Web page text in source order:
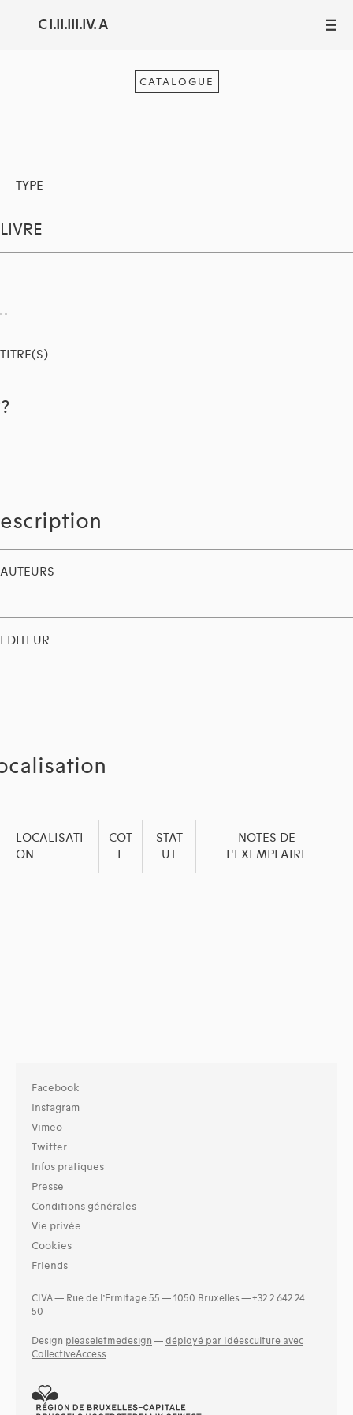
C I.II.III.IV. A III
CATALOGUE
TYPE
LIVRE
TITRE(S)
AUTEURS
EDITEUR
LOCALISATI
ON
COT
E
STAT
UT
NOTES DE
L'EXEMPLAIRE
Facebook
Instagram
Vimeo
Twitter
Infos pratiques
Presse
Conditions générales
Vie privée
Cookies
Friends
CIVA — Rue de l’Ermitage 55 — 1050 Bruxelles — +32 2 642 24
50
Design pleaseletmedesign — déployé par Idéesculture avec
CollectiveAccess